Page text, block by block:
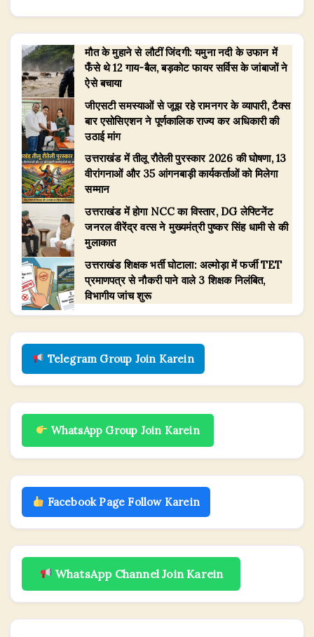
मौत के मुहाने से लौटीं जिंदगी: यमुना नदी के उफान में
फँसे थे 12 गाय-बैल, बड़कोट फायर सर्विस के जांबाजों ने
ऐसे बचाया
जीएसटी समस्याओं से जूझ रहे रामनगर के व्यापारी, टैक्स
बार एसोसिएशन ने पूर्णकालिक राज्य कर अधिकारी की
उठाई मांग
उत्तराखंड में तीलू रौतेली पुरस्कार 2026 की घोषणा, 13
वीरांगनाओं और 35 आंगनबाड़ी कार्यकर्ताओं को मिलेगा
सम्मान
उत्तराखंड में होगा NCC का विस्तार, DG लेफ्टिनेंट
जनरल वीरेंद्र वत्स ने मुख्यमंत्री पुष्कर सिंह धामी से की
मुलाकात
उत्तराखंड शिक्षक भर्ती घोटाला: अल्मोड़ा में फर्जी TET
प्रमाणपत्र से नौकरी पाने वाले 3 शिक्षक निलंबित,
विभागीय जांच शुरू
Telegram Group Join Karein
WhatsApp Group Join Karein
Facebook Page Follow Karein
WhatsApp Channel Join Karein